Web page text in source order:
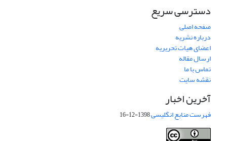
دسترسی سریع
صفحه اصلی
درباره نشریه
اعضای هیات تحریریه
ارسال مقاله
تماس با ما
نقشه سایت
آخرین اخبار
فهرست منابع انگلیسی1398-12-16